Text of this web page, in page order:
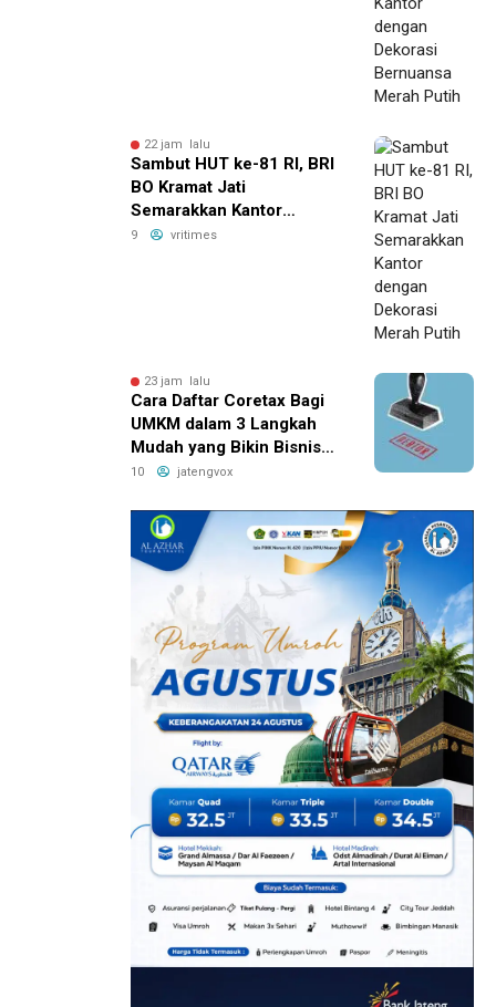
22 jam lalu
Sambut HUT ke-81 RI, BRI
BO Kramat Jati
Semarakkan Kantor
dengan Dekorasi Merah
9 vritimes
23 jam lalu
Cara Daftar Coretax Bagi
UMKM dalam 3 Langkah
Mudah yang Bikin Bisnis
Anda Lebih
10 jatengvox